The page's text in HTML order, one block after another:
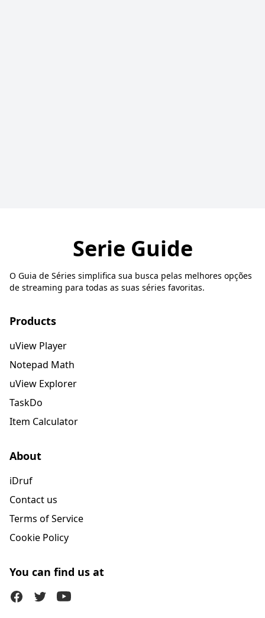
Serie Guide
O Guia de Séries simplifica sua busca pelas melhores opções
de streaming para todas as suas séries favoritas.
Products
uView Player
Notepad Math
uView Explorer
TaskDo
Item Calculator
About
iDruf
Contact us
Terms of Service
Cookie Policy
You can find us at
FacebookTwitter (X)Youtube